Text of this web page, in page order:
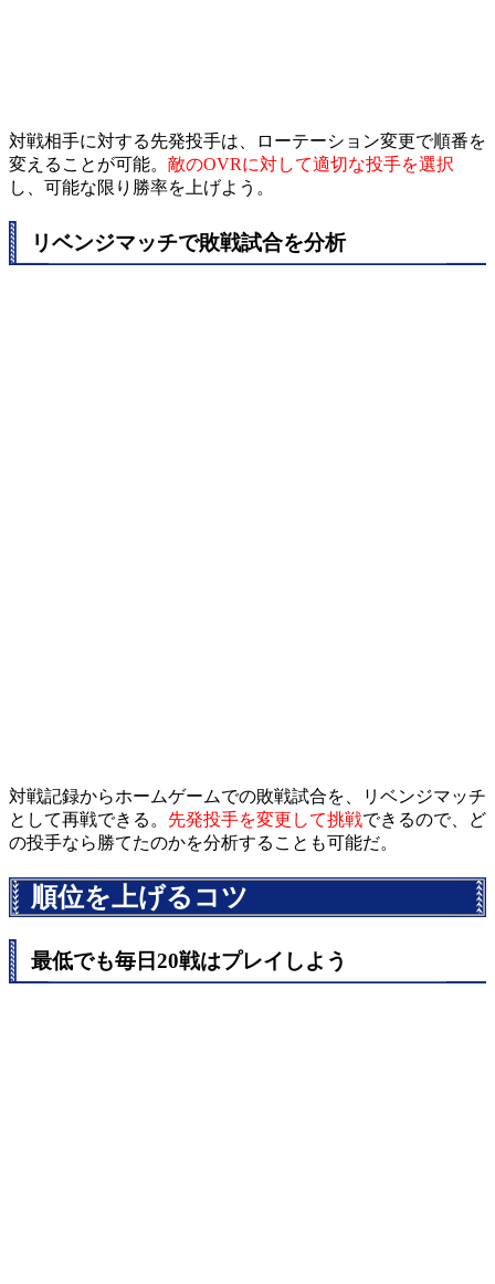
対戦相手に対する先発投手は、ローテーション変更で順番を
変えることが可能。 敵のOVRに対して適切な投手を選択
し、可能な限り勝率を上げよう。
リベンジマッチで敗戦試合を分析
対戦記録からホームゲームでの敗戦試合を、リベンジマッチ
として再戦できる。 先発投手を変更して挑戦できるので、ど
の投手なら勝てたのかを分析することも可能だ。
順位を上げるコツ
最低でも毎日20戦はプレイしよう